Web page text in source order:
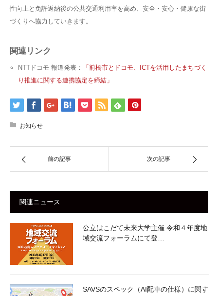
性向上と免許返納後の公共交通利用率を高め、安全・安心・健康な街
づくりへ協力していきます。
関連リンク
NTTドコモ 報道発表：
「前橋市とドコモ、ICTを活用したまちづく
り推進に関する連携協定を締結」
お知らせ
前の記事 次の記事
関連ニュース
公立はこだて未来大学主催 令和４年度地
域交流フォーラムにて登…
SAVSのスペック（AI配車の仕様）に関す